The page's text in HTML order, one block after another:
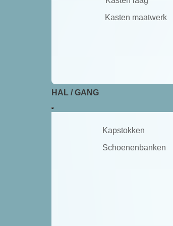
Kasten maatwerk
HAL / GANG
Kapstokken
Schoenenbanken